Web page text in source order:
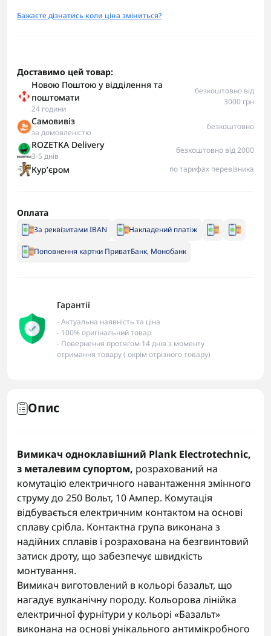
Бажаєте дізнатись коли ціна зміниться?
Доставимо цей товар:
Новою Поштою у відділення та
поштомати
24 години
безкоштовно від
3000 грн
Самовивіз
за домовленістю
безкоштовно
ROZETKA Delivery
3-5 днів
безкоштовно від 2000
Курʼєром по тарифах перевізника
Оплата
За реквізитами IBAN Накладений платіж
Поповнення картки ПриватБанк, Монобанк
Гарантії
- Актуальна наявність та ціна
- 100% оригінальний товар
- Повернення протягом 14 днів з моменту
отримання товару ( окрім отрізного товару)
Опис
Вимикач одноклавішний Plank Electrotechnic,
з металевим супортом, розрахований на
комутацію електричного навантаження змінного
струму до 250 Вольт, 10 Ампер. Комутація
відбувається електричним контактом на основі
сплаву срібла. Контактна група виконана з
надійних сплавів і розрахована на безгвинтовий
затиск дроту, що забезпечує швидкість
монтування.
Вимикач виготовлений в кольорі базальт, що
нагадує вулканічну породу. Кольорова лінійка
електричної фурнітури у кольорі «Базальт»
виконана на основі унікального антимікробного